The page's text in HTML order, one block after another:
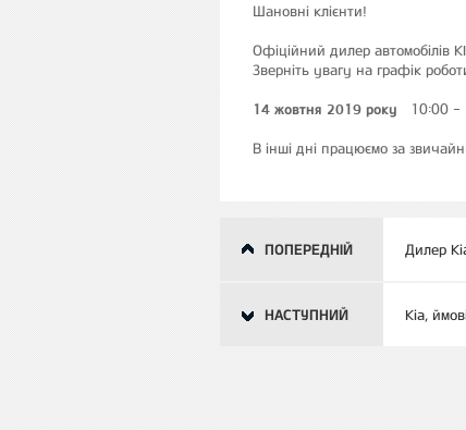
Шановні клієнти!
Офіційний дилер автомобілів
Зверніть увагу на графік
14 жовтня 2019 року 10:00 -
В інші дні працюємо за
ПОПЕРЕДНІЙ Дилер
НАСТУПНИЙ Kia,